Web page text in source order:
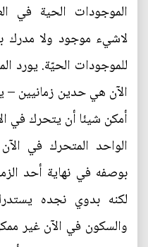
الموجودات الحية في
لاشيء موجود ولا مدرك
للموجودات الحيّة. يورد
الآن هي حدين زمانيين –
أمكن شيئا أن يتحرك في
الواحد المتحرك في
بوصفه في نهاية أحد
لكنه بدوي نجده